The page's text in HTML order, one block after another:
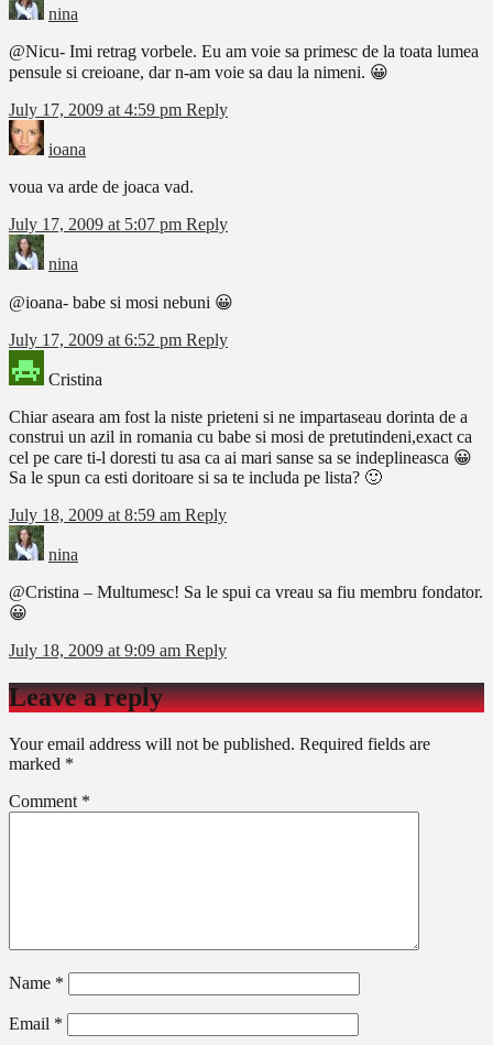
nina
@Nicu- Imi retrag vorbele. Eu am voie sa primesc de la toata lumea
pensule si creioane, dar n-am voie sa dau la nimeni. 😀
July 17, 2009 at 4:59 pm Reply
ioana
voua va arde de joaca vad.
July 17, 2009 at 5:07 pm Reply
nina
@ioana- babe si mosi nebuni 😀
July 17, 2009 at 6:52 pm Reply
Cristina
Chiar aseara am fost la niste prieteni si ne impartaseau dorinta de a
construi un azil in romania cu babe si mosi de pretutindeni,exact ca
cel pe care ti-l doresti tu asa ca ai mari sanse sa se indeplineasca 😀
Sa le spun ca esti doritoare si sa te includa pe lista? 🙂
July 18, 2009 at 8:59 am Reply
nina
@Cristina – Multumesc! Sa le spui ca vreau sa fiu membru fondator.
😀
July 18, 2009 at 9:09 am Reply
Leave a reply
Your email address will not be published. Required fields are
marked *
Comment *
Name *
Email *